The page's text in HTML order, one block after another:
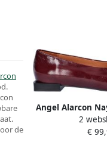
de
Angel Alarcon
2
€